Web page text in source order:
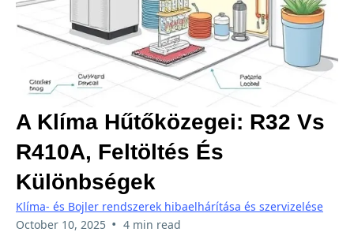
A Klíma Hűtőközegei: R32 Vs
R410A, Feltöltés És
Különbségek
Klíma- és Bojler rendszerek hibaelhárítása és szervizelése
October 10, 2025 • 4 min read